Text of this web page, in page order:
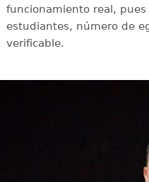
funcionamiento real,
estudiantes, número de
verificable.